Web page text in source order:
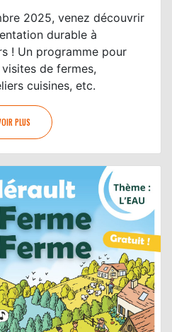
2025, venez découvrir
durable à
! Un programme pour
de fermes,
cuisines, etc.
PLUS